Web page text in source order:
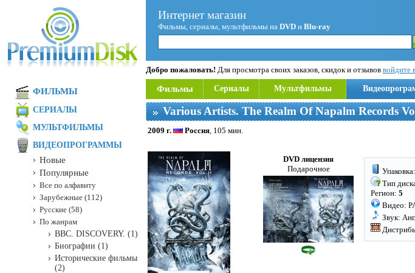
Интернет магазин
Фильмы, сериалы, мультфильмы на DVD и Blu-ray
Добро пожаловать! Для просмотра своих заказов, скидок и отзывов войдите
Фильмы Сериалы Мультфильмы
Various Artists. The Realm Of Napalm Records
2009 г. Россия, 105 мин.
DVD лицензия
Подарочное
Упаковка:
Тип
Регион: 5
Видео:
Звук:
ФИЛЬМЫ
СЕРИАЛЫ
МУЛЬТФИЛЬМЫ
ВИДЕОПРОГРАММЫ
Новые
Популярные
Все по алфавиту
Зарубежные (112)
Русские (58)
По жанрам
BBC. DISCOVERY. (1)
Биографии (1)
Исторические фильмы
(2)